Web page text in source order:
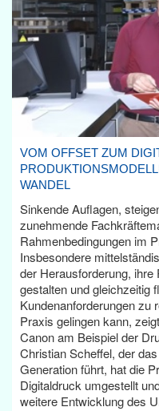
VOM OFFSET ZUM
WANDEL
Sinkende Auflagen,
zunehmende
Rahmenbedingungen im
Insbesondere
der Herausforderung,
gestalten und gleichzeitig
Kundenanforderungen zu
Praxis gelingen kann,
Canon am Beispiel der
Christian Scheffel, der
Generation führt, hat die
Digitaldruck umgestellt
weitere Entwicklung des